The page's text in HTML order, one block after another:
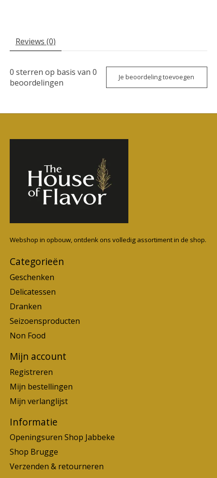
Reviews (0)
0 sterren op basis van 0
beoordelingen
Je beoordeling toevoegen
Webshop in opbouw, ontdenk ons volledig assortiment in de shop.
Categorieën
Geschenken
Delicatessen
Dranken
Seizoensproducten
Non Food
Mijn account
Registreren
Mijn bestellingen
Mijn verlanglijst
Informatie
Openingsuren Shop Jabbeke
Shop Brugge
Verzenden & retourneren